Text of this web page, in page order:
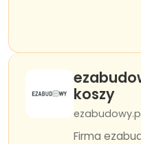
koszy
Firma